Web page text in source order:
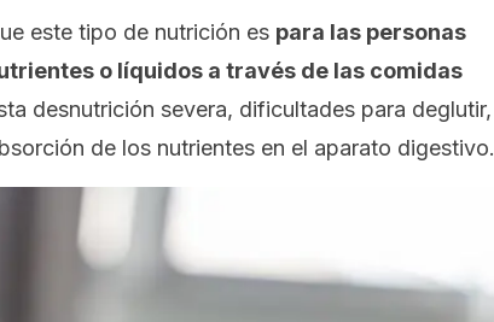
este tipo de nutrición es para las personas
o líquidos a través de las comidas
desnutrición severa, dificultades para deglutir,
de los nutrientes en el aparato digestivo.